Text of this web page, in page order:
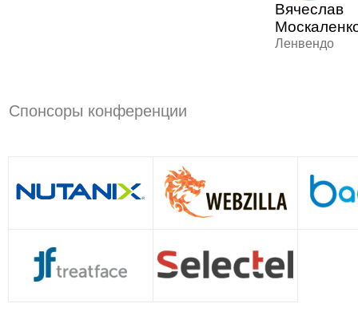
Вячеслав
Ленвендо
Спонсоры конференции